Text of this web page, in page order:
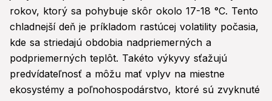
rokov, ktorý sa pohybuje skôr okolo 17-18 °C. Tento
chladnejší deň je príkladom rastúcej volatility počasia,
kde sa striedajú obdobia nadpriemerných a
podpriemerných teplôt. Takéto výkyvy sťažujú
predvídateľnosť a môžu mať vplyv na miestne
ekosystémy a poľnohospodárstvo, ktoré sú zvyknuté